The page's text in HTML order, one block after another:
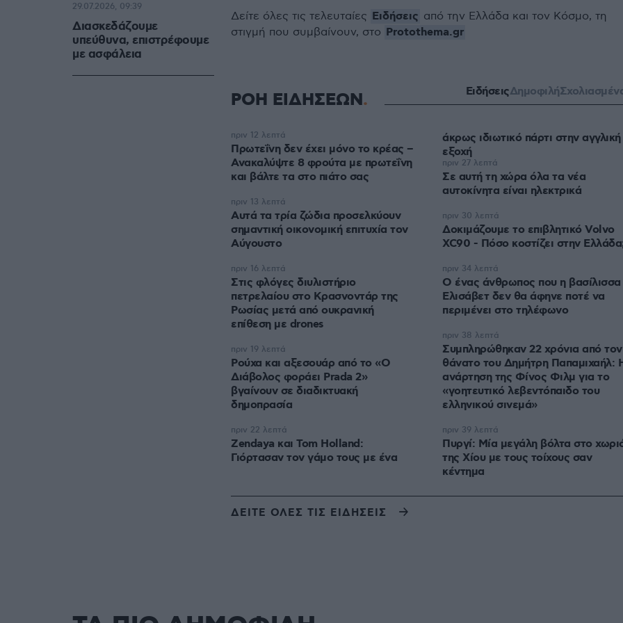
Διασκεδάζουμε
υπεύθυνα, επιστρέφουμε
με ασφάλεια
29.07.2026, 09:39
Δείτε όλες τις τελευταίες Ειδήσεις από την Ελλάδα και τον Κόσμο, τη
στιγμή που συμβαίνουν, στο Protothema.gr
ΡΟΗ ΕΙΔΗΣΕΩΝ ΕιδήσειςΔημοφιλή
Πρωτεΐνη δεν έχει μόνο το κρέας –
Ανακαλύψτε 8 φρούτα με πρωτεΐνη
και βάλτε τα στο πιάτο σας
πριν 12 λεπτά
Αυτά τα τρία ζώδια προσελκύουν
σημαντική οικονομική επιτυχία τον
Αύγουστο
πριν 13 λεπτά
Στις φλόγες διυλιστήριο
πετρελαίου στο Κρασνοντάρ της
Ρωσίας μετά από ουκρανική
επίθεση με drones
πριν 16 λεπτά
Ρούχα και αξεσουάρ από το «Ο
Διάβολος φοράει Prada 2»
βγαίνουν σε διαδικτυακή
δημοπρασία
πριν 19 λεπτά
Zendaya και Tom Holland:
Γιόρτασαν τον γάμο τους με ένα
άκρως ιδιωτικό πάρτι στην αγγλική
εξοχή
πριν 22 λεπτά
Σε αυτή τη χώρα όλα τα νέα
αυτοκίνητα είναι ηλεκτρικά
πριν 27 λεπτά
Δοκιμάζουμε το επιβλητικό Volvo
XC90 - Πόσο κοστίζει στην
πριν 30 λεπτά
Ο ένας άνθρωπος που η βασίλισσα
Ελισάβετ δεν θα άφηνε ποτέ να
περιμένει στο τηλέφωνο
πριν 34 λεπτά
Συμπληρώθηκαν 22 χρόνια από τον
θάνατο του Δημήτρη Παπαμιχαήλ:
ανάρτηση της Φίνος Φιλμ για το
«γοητευτικό λεβεντόπαιδο του
ελληνικού σινεμά»
πριν 38 λεπτά
Πυργί: Mία μεγάλη βόλτα στο
της Χίου με τους τοίχους σαν
κέντημα
πριν 39 λεπτά
ΔΕΙΤΕ ΟΛΕΣ ΤΙΣ ΕΙΔΗΣΕΙΣ